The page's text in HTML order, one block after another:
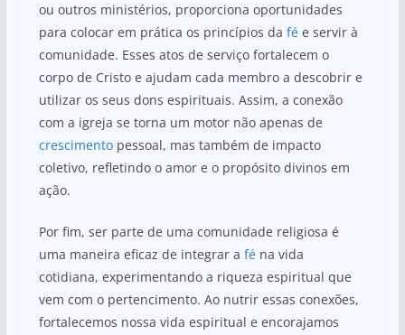
ou outros ministérios, proporciona oportunidades
para colocar em prática os princípios da fée servir à
comunidade. Esses atos de serviço fortalecem o
corpo de Cristo e ajudam cada membro a descobrir e
utilizar os seus dons espirituais. Assim, a conexão
com a igreja se torna um motor não apenas de
crescimentopessoal, mas também de impacto
coletivo, refletindo o amor e o propósito divinos em
ação.
Por fim, ser parte de uma comunidade religiosa é
uma maneira eficaz de integrar a féna vida
cotidiana, experimentando a riqueza espiritual que
vem com o pertencimento. Ao nutrir essas conexões,
fortalecemos nossa vida espiritual e encorajamos